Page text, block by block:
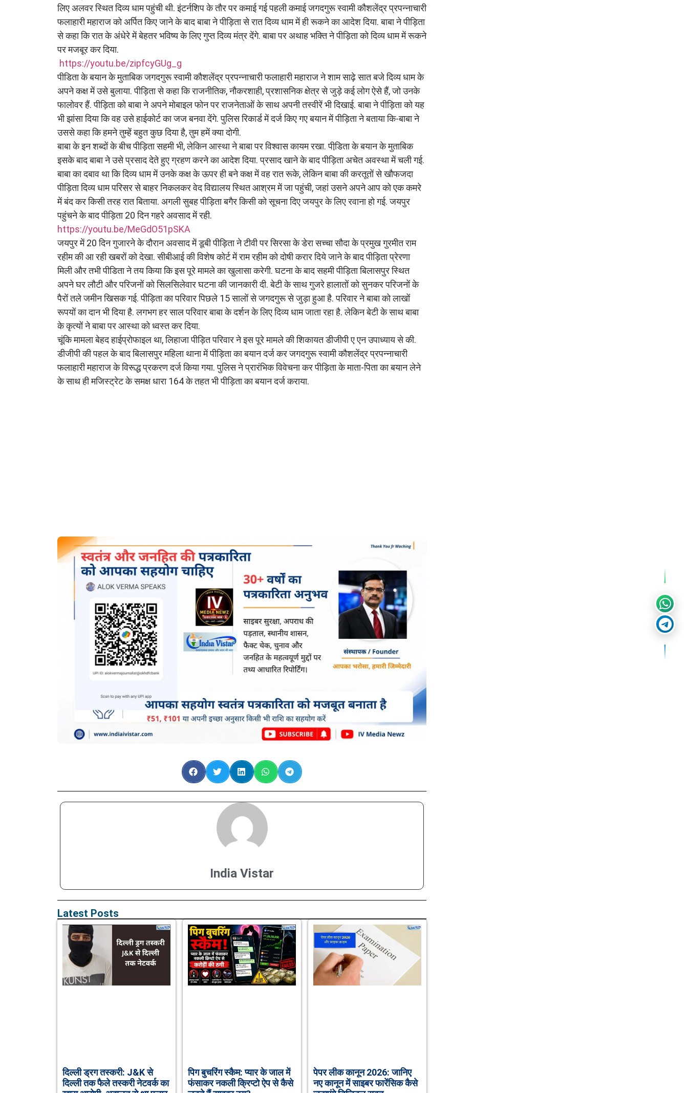
लिए अलवर स्थित दिव्य धाम पहुंची थी. इंटर्नशिप के तौर पर कमाई गई पहली कमाई जगदगुरू स्वामी कौशलेंद्र प्रपन्नाचारी
फलाहारी महाराज को अर्पित किए जाने के बाद बाबा ने पीड़िता से रात दिव्य धाम में ही रूकने का आदेश दिया. बाबा ने पीड़िता
से कहा कि रात के अंधेरे में बेहतर भविष्य के लिए गुप्त दिव्य मंत्र देंगे. बाबा पर अथाह भक्ति ने पीड़िता को दिव्य धाम में रूकने
पर मजबूर कर दिया.
https://youtu.be/zipfcyGUg_g
पीडिता के बयान के मुताबिक जगदगुरू स्वामी कौशलेंद्र प्रपन्नाचारी फलाहारी महाराज ने शाम साढ़े सात बजे दिव्य धाम के
अपने कक्ष में उसे बुलाया. पीड़िता से कहा कि राजनीतिक, नौकरशाही, प्रशासनिक क्षेत्र से जुड़े कई लोग ऐसे हैं, जो उनके
फालोवर हैं. पीड़िता को बाबा ने अपने मोबाइल फोन पर राजनेताओं के साथ अपनी तस्वीरें भी दिखाई. बाबा ने पीड़िता को यह
भी झांसा दिया कि वह उसे हाईकोर्ट का जज बनवा देंगे. पुलिस रिकार्ड में दर्ज किए गए बयान में पीड़िता ने बताया कि-बाबा ने
उससे कहा कि हमने तुम्हें बहुत कुछ दिया है, तुम हमें क्या दोगी.
बाबा के इन शब्दों के बीच पीड़िता सहमी भी, लेकिन आस्था ने बाबा पर विश्वास कायम रखा. पीडि़ता के बयान के मुताबिक
इसके बाद बाबा ने उसे प्रसाद देते हुए ग्रहण करने का आदेश दिया. प्रसाद खाने के बाद पीड़िता अचेत अवस्था में चली गई.
बाबा का दबाव था कि दिव्य धाम में उनके कक्ष के ऊपर ही बने कक्ष में वह रात रूके, लेकिन बाबा की करतूतों से खौफजदा
पीड़िता दिव्य धाम परिसर से बाहर निकलकर वेद विद्यालय स्थित आश्रम में जा पहुंची, जहां उसने अपने आप को एक कमरे
में बंद कर किसी तरह रात बिताया. अगली सुबह पीड़िता बगैर किसी को सूचना दिए जयपुर के लिए रवाना हो गई. जयपुर
पहुंचने के बाद पीड़िता 20 दिन गहरे अवसाद में रही.
https://youtu.be/MeGdO51pSKA
जयपुर में 20 दिन गुजारने के दौरान अवसाद में डूबी पीड़िता ने टीवी पर सिरसा के डेरा सच्चा सौदा के प्रमुख गुरमीत राम
रहीम की आ रही खबरों को देखा. सीबीआई की विशेष कोर्ट में राम रहीम को दोषी करार दिये जाने के बाद पीड़िता प्रेरणा
मिली और तभी पीडिता ने तय किया कि इस पूरे मामले का खुलासा करेगी. घटना के बाद सहमी पीड़िता बिलासपुर स्थित
अपने घर लौटी और परिजनों को सिलसिलेवार घटना की जानकारी दी. बेटी के साथ गुजरे हालातों को सुनकर परिजनों के
पैरों तले जमीन खिसक गई. पीड़िता का परिवार पिछले 15 सालों से जगदगुरू से जुड़ा हुआ है. परिवार ने बाबा को लाखों
रूपयों का दान भी दिया है. लगभग हर साल परिवार बाबा के दर्शन के लिए दिव्य धाम जाता रहा है. लेकिन बेटी के साथ बाबा
के कृत्यों ने बाबा पर आस्था को ध्वस्त कर दिया.
चूंकि मामला बेहद हाईप्रोफाइल था, लिहाजा पीड़ित परिवार ने इस पूरे मामले की शिकायत डीजीपी ए एन उपाध्याय से की.
डीजीपी की पहल के बाद बिलासपुर महिला थाना में पीड़िता का बयान दर्ज कर जगदगुरू स्वामी कौशलेंद्र प्रपन्नाचारी
फलाहारी महाराज के विरूद्ध प्रकरण दर्ज किया गया. पुलिस ने प्रारंभिक विवेचना कर पीड़िता के माता-पिता का बयान लेने
के साथ ही मजिस्ट्रेट के समक्ष धारा 164 के तहत भी पीड़िता का बयान दर्ज कराया.
India Vistar
Latest Posts
दिल्ली ड्रग तस्करी: J&K से
दिल्ली तक फैले तस्करी नेटवर्क का
पिग बुचरिंग स्कैम: प्यार के जाल में
फंसाकर नकली क्रिप्टो ऐप से कैसे
पेपर लीक कानून 2026: जानिए
नए कानून में साइबर फारेंसिक कैसे